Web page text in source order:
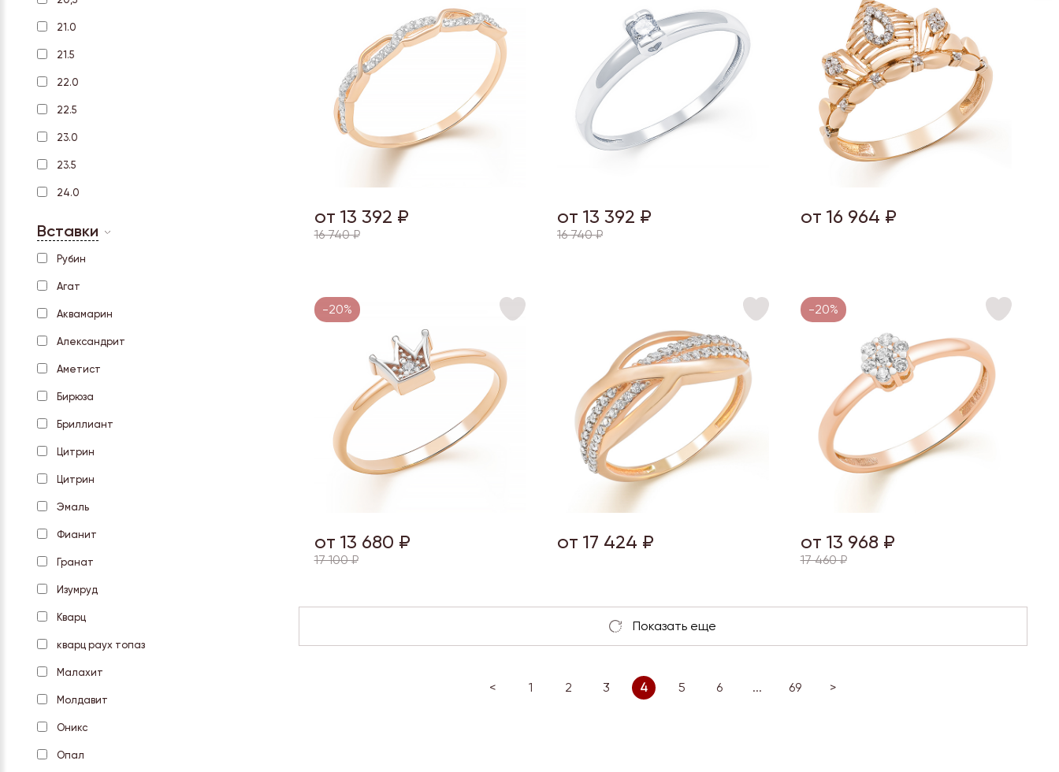
21.0
21.5
22.0
22.5
23.0
23.5
24.0
Вставки
Рубин
Агат
Аквамарин
Александрит
Аметист
Бирюза
Бриллиант
Цитpин
Цитрин
Эмаль
Фианит
Гранат
Изумруд
Кварц
кварц раух топаз
Малахит
Молдавит
Оникс
Опал
от 13 392 ₽
16 740 ₽
от 13 392 ₽
16 740 ₽
от 16 964 ₽
-20%
от 13 680 ₽
17 100 ₽
от 17 424 ₽
-20%
от 13 968 ₽
17 460 ₽
< 1 2 3 4 5 6 ... 69 >